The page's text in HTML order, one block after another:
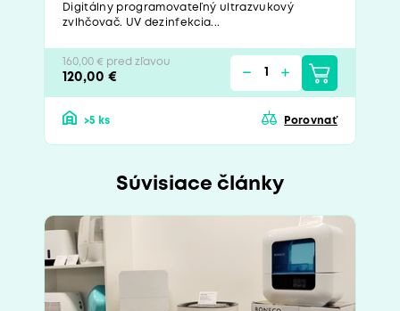
Digitálny programovateľný ultrazvukový
zvlhčovač. UV dezinfekcia...
160,00 € pred zľavou
120,00 €
>5 ks Porovnať
Súvisiace články